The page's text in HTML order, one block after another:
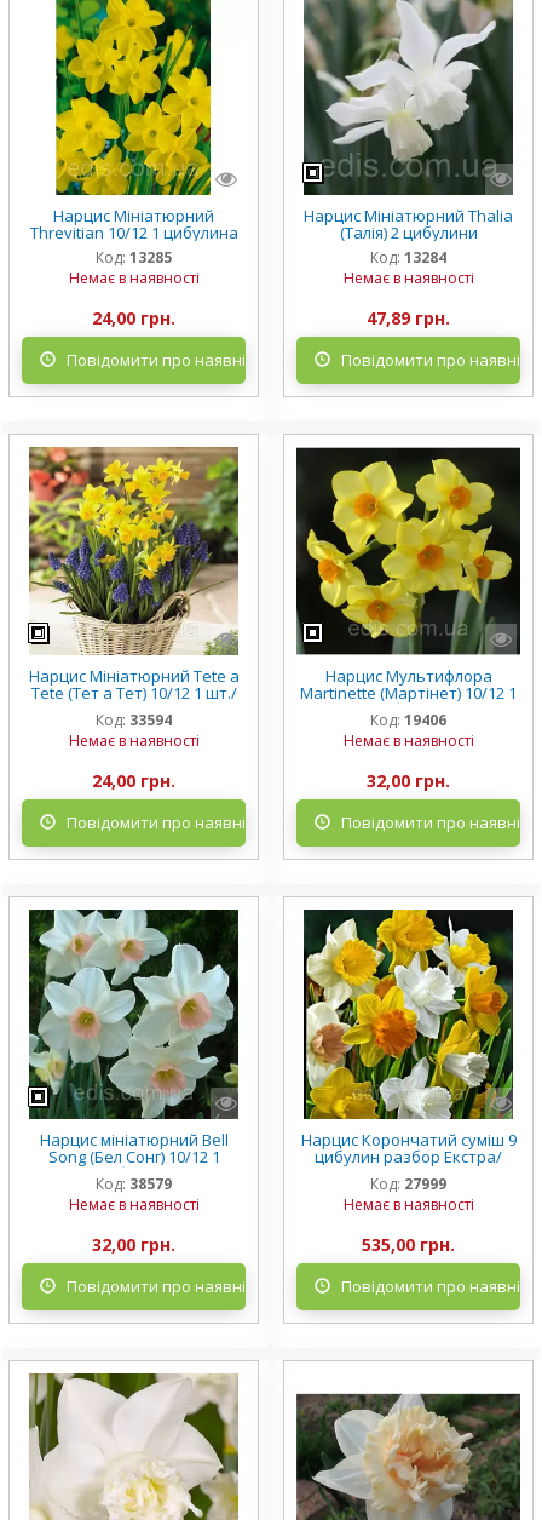
Нарцис Мініатюрний
Threvitian 10/12 1 цибулина
Код: 13285
Немає в наявності
24,00 грн.
Повідомити про наявність
Нарцис Мініатюрний Thalia
(Талія) 2 цибулини
Код: 13284
Немає в наявності
47,89 грн.
Повідомити про
Нарцис Мініатюрний Tete a
Tete (Тет а Тет) 10/12 1 шт./
уп.
Код: 33594
Немає в наявності
24,00 грн.
Повідомити про наявність
Нарцис Мультифлора
Martinette (Мартінет) 10/12 1
цибулина
Код: 19406
Немає в наявності
32,00 грн.
Повідомити про
Нарцис мініатюрний Bell
Song (Бел Сонг) 10/12 1
цибулина
Код: 38579
Немає в наявності
32,00 грн.
Повідомити про наявність
Нарцис Корончатий суміш 9
цибулин разбор Екстра/
перший (великі)
Код: 27999
Немає в наявності
535,00 грн.
Повідомити про